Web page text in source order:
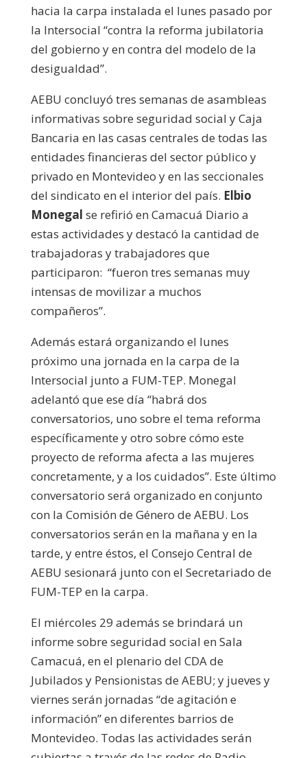
hacia la carpa instalada el lunes pasado por
la Intersocial “contra la reforma jubilatoria
del gobierno y en contra del modelo de la
desigualdad”.
AEBU concluyó tres semanas de asambleas
informativas sobre seguridad social y Caja
Bancaria en las casas centrales de todas las
entidades financieras del sector público y
privado en Montevideo y en las seccionales
del sindicato en el interior del país. Elbio
Monegal se refirió en Camacuá Diario a
estas actividades y destacó la cantidad de
trabajadoras y trabajadores que
participaron: “fueron tres semanas muy
intensas de movilizar a muchos
compañeros”.
Además estará organizando el lunes
próximo una jornada en la carpa de la
Intersocial junto a FUM-TEP. Monegal
adelantó que ese día “habrá dos
conversatorios, uno sobre el tema reforma
específicamente y otro sobre cómo este
proyecto de reforma afecta a las mujeres
concretamente, y a los cuidados”. Este último
conversatorio será organizado en conjunto
con la Comisión de Género de AEBU. Los
conversatorios serán en la mañana y en la
tarde, y entre éstos, el Consejo Central de
AEBU sesionará junto con el Secretariado de
FUM-TEP en la carpa.
El miércoles 29 además se brindará un
informe sobre seguridad social en Sala
Camacuá, en el plenario del CDA de
Jubilados y Pensionistas de AEBU; y jueves y
viernes serán jornadas “de agitación e
información” en diferentes barrios de
Montevideo. Todas las actividades serán